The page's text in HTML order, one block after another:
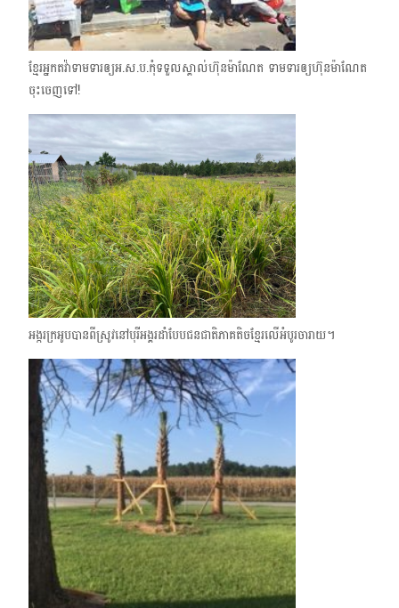
ខ្មែរអ្នកតវ៉ាទាមទារឲ្យអ.ស.ប.កុំទទួលស្គាល់ហ៊ុនម៉ាណែត ទាមទារឲ្យហ៊ុនម៉ាណែត
ចុះចេញទៅ!
អង្ករក្រអូបបានពីស្រូវនៅបុរីអង្គរដាំបែបជនជាតិភាគតិចខ្មែរលើអំបូរចារាយ។